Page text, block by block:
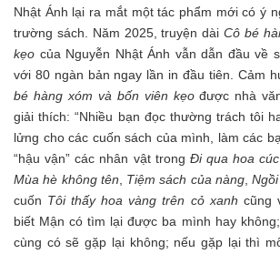
Nhật Ánh lại ra mắt một tác phẩm mới có ý
trường sách. Năm 2025, truyện dài Cô bé
kẹo của Nguyễn Nhật Ánh vẫn dẫn đầu về
với 80 ngàn bản ngay lần in đầu tiên. Cảm
bé hàng xóm và bốn viên kẹođược nhà
giải thích: “Nhiều bạn đọc thường trách tôi
lửng cho các cuốn sách của mình, làm các
“hậu vận” các nhân vật trong Đi qua hoa cúc
Mùa hè không tên
Tiệm sách của nàng,
cuốn Tôi thấy hoa vàng trên cỏ xanh cũng
biết Mận có tìm lại được ba mình hay
cùng có sẽ gặp lại không; nếu gặp lại thì